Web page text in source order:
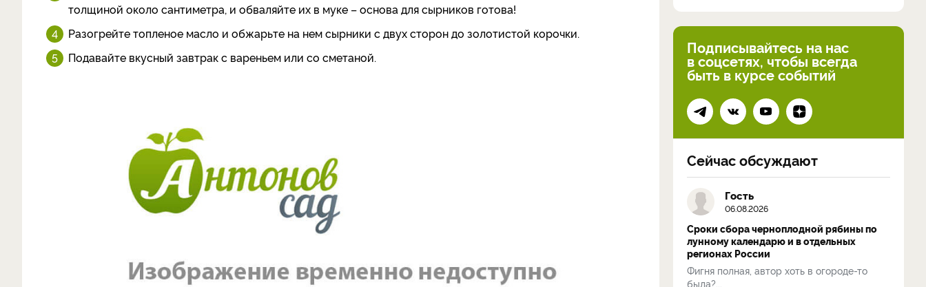
толщиной около сантиметра, и обваляйте их в муке – основа для сырников готова!
Разогрейте топленое масло и обжарьте на нем сырники с двух сторон до золотистой корочки.
Подавайте вкусный завтрак с вареньем или со сметаной.
Подписывайтесь на нас
в соцсетях, чтобы всегда
быть в курсе событий
Сейчас обсуждают
Гость
06.08.2026
Сроки сбора черноплодной рябины по
лунному календарю и в отдельных
регионах России
Фигня полная, автор хоть в огороде-то
была?...